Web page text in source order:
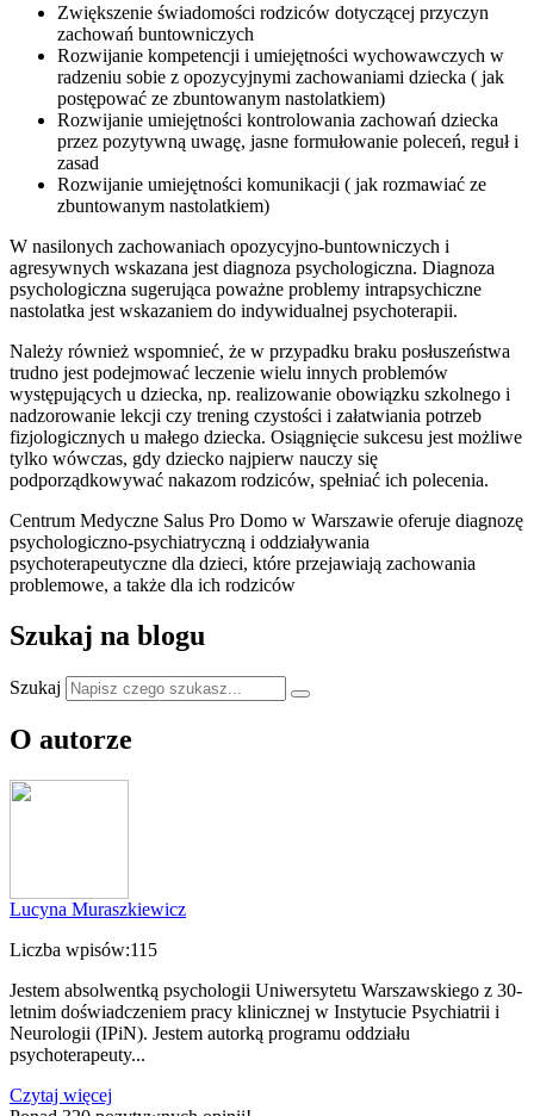
Zwiększenie świadomości rodziców dotyczącej przyczyn
zachowań buntowniczych
Rozwijanie kompetencji i umiejętności wychowawczych w
radzeniu sobie z opozycyjnymi zachowaniami dziecka ( jak
postępować ze zbuntowanym nastolatkiem)
Rozwijanie umiejętności kontrolowania zachowań dziecka
przez pozytywną uwagę, jasne formułowanie poleceń, reguł i
zasad
Rozwijanie umiejętności komunikacji ( jak rozmawiać ze
zbuntowanym nastolatkiem)
W nasilonych zachowaniach opozycyjno-buntowniczych i
agresywnych wskazana jest diagnoza psychologiczna. Diagnoza
psychologiczna sugerująca poważne problemy intrapsychiczne
nastolatka jest wskazaniem do indywidualnej psychoterapii.
Należy również wspomnieć, że w przypadku braku posłuszeństwa
trudno jest podejmować leczenie wielu innych problemów
występujących u dziecka, np. realizowanie obowiązku szkolnego i
nadzorowanie lekcji czy trening czystości i załatwiania potrzeb
fizjologicznych u małego dziecka. Osiągnięcie sukcesu jest możliwe
tylko wówczas, gdy dziecko najpierw nauczy się
podporządkowywać nakazom rodziców, spełniać ich polecenia.
Centrum Medyczne Salus Pro Domo w Warszawie oferuje diagnozę
psychologiczno-psychiatryczną i oddziaływania
psychoterapeutyczne dla dzieci, które przejawiają zachowania
problemowe, a także dla ich rodziców
Szukaj na blogu
Szukaj
O autorze
Lucyna Muraszkiewicz
Liczba wpisów:115
Jestem absolwentką psychologii Uniwersytetu Warszawskiego z 30-
letnim doświadczeniem pracy klinicznej w Instytucie Psychiatrii i
Neurologii (IPiN). Jestem autorką programu oddziału
psychoterapeuty...
Czytaj więcej